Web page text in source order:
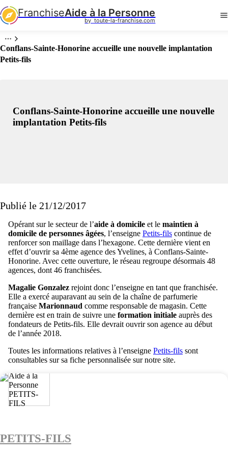
FranchiseAide à la Personne
by  toute-la-franchise.com
Conflans-Sainte-Honorine accueille une nouvelle implantation
Petits-fils
Conflans-Sainte-Honorine accueille une nouvelle
implantation Petits-fils
Publié le 21/12/2017
Opérant sur le secteur de l’aide à domicile et le maintien à
domicile de personnes âgées, l’enseigne Petits-fils continue de
renforcer son maillage dans l’hexagone. Cette dernière vient en
effet d’ouvrir sa 4ème agence des Yvelines, à Conflans-Sainte-
Honorine. Avec cette ouverture, le réseau regroupe désormais 48
agences, dont 46 franchisées.
Magalie Gonzalez rejoint donc l’enseigne en tant que franchisée.
Elle a exercé auparavant au sein de la chaîne de parfumerie
française Marionnaud comme responsable de magasin. Cette
dernière est en train de suivre une formation initiale auprès des
fondateurs de Petits-fils. Elle devrait ouvrir son agence au début
de l’année 2018.
Toutes les informations relatives à l’enseigne Petits-fils sont
consultables sur sa fiche personnalisée sur notre site.
PETITS-FILS